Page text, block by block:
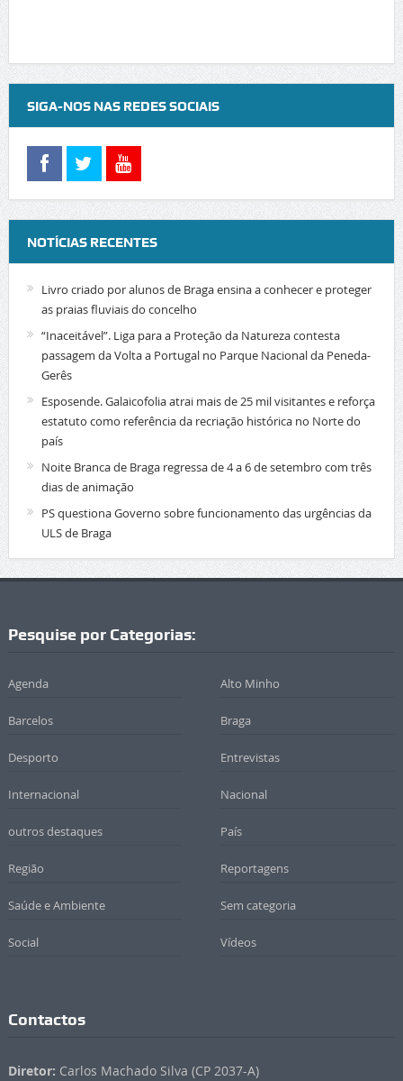
SIGA-NOS NAS REDES SOCIAIS
NOTÍCIAS RECENTES
Livro criado por alunos de Braga ensina a conhecer e proteger
as praias fluviais do concelho
“Inaceitável”. Liga para a Proteção da Natureza contesta
passagem da Volta a Portugal no Parque Nacional da Peneda-
Gerês
Esposende. Galaicofolia atrai mais de 25 mil visitantes e reforça
estatuto como referência da recriação histórica no Norte do
país
Noite Branca de Braga regressa de 4 a 6 de setembro com três
dias de animação
PS questiona Governo sobre funcionamento das urgências da
ULS de Braga
Pesquise por Categorias:
Agenda Alto Minho
Barcelos Braga
Desporto Entrevistas
Internacional Nacional
outros destaques País
Região Reportagens
Saúde e Ambiente Sem categoria
Social Vídeos
Contactos
Diretor: Carlos Machado Silva (CP 2037-A)